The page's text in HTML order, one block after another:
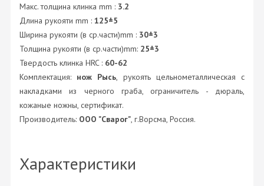
Макс. толщина клинка mm : 3.2
Длина рукояти mm : 125±5
Ширина рукояти (в ср.части)mm : 30±3
Толщина рукояти (в ср.части)mm: 25±3
Твердость клинка HRC : 60-62
Комплектация: нож Рысь, рукоять цельнометаллическая с
накладками из черного граба, ограничитель - дюраль,
кожаные ножны, сертификат.
Производитель: ООО "Сварог", г.Ворсма, Россия.
Характеристики